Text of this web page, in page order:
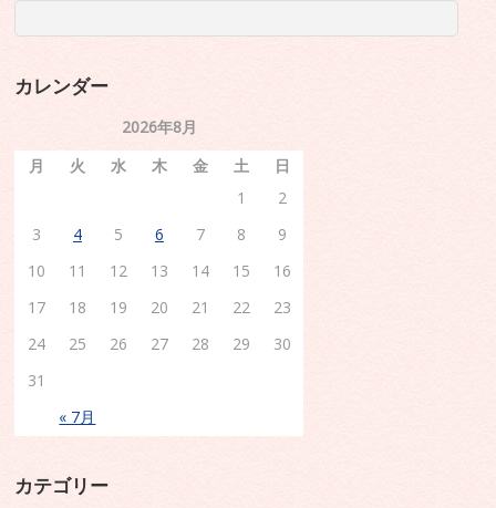
カレンダー
2026年8月
月
火 水 木 金 土 日
« 7月
1
2
3
4 5 6 7 8
9
10
11 12 13 14 15
16
17
18 19 20 21 22
23
24
25 26 27 28 29
30
31
カテゴリー